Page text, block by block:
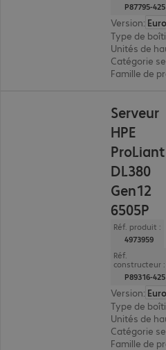
P87795-425
Version:
Type de
Unités de
Catégorie
Famille de
Serveur
HPE
ProLiant
DL380
Gen12
6505P
Réf. produit :
4973959
Réf.
constructeur :
P89316-425
Version:
Type de
Unités de
Catégorie
Famille de